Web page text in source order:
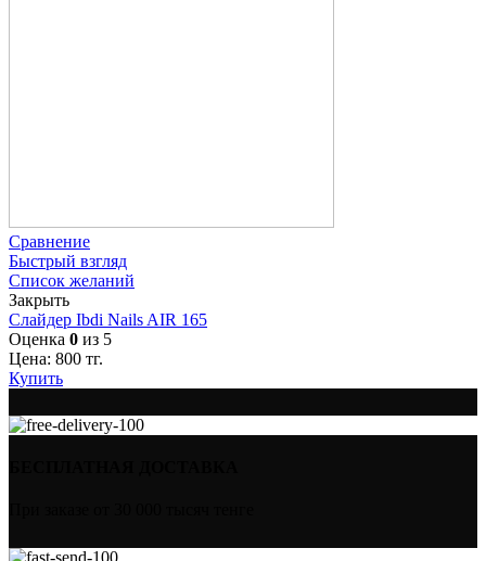
Сравнение
Быстрый взгляд
Список желаний
Закрыть
Слайдер Ibdi Nails AIR 165
Оценка 0 из 5
Цена: 800 тг.
Купить